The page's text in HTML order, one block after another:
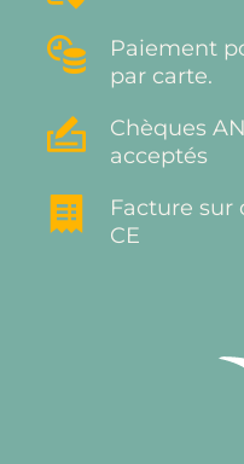
Paiement
par carte.
Chèques
acceptés
Facture sur
CE